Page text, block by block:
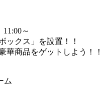
～
ックス」を設置！！
華商品をゲットしよう！！
ム